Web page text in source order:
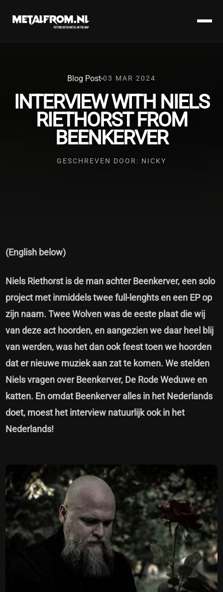
Blog Post 03 MAR 2024
INTERVIEW WITH NIELS
RIETHORST FROM
BEENKERVER
GESCHREVEN DOOR: NICKY
(English below)
Niels Riethorst is de man achter Beenkerver, een solo
project met inmiddels twee full-lenghts en een EP op
zijn naam. Twee Wolven was de eeste plaat die wij
van deze act hoorden, en aangezien we daar heel blij
van werden, was het dan ook feest toen we hoorden
dat er nieuwe muziek aan zat te komen. We stelden
Niels vragen over Beenkerver, De Rode Weduwe en
katten. En omdat Beenkerver alles in het Nederlands
doet, moest het interview natuurlijk ook in het
Nederlands!